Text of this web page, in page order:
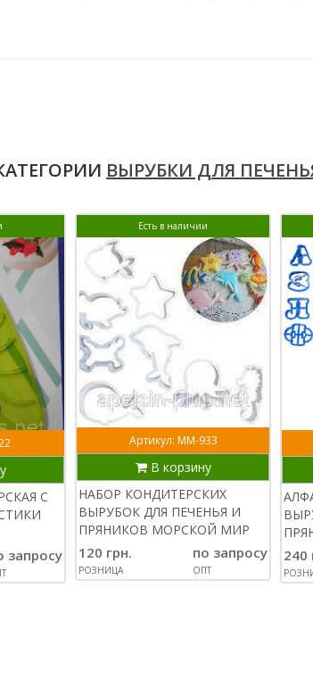
ВЫРУБКИ ДЛЯ
С
запросу
Есть в наличии
Артикул: ММ-933
В корзину
НАБОР КОНДИТЕРСКИХ
ВЫРУБОК ДЛЯ ПЕЧЕНЬЯ И
ПРЯНИКОВ МОРСКОЙ МИР
120 грн.
РОЗНИЦА
по запросу
ОПТ
240